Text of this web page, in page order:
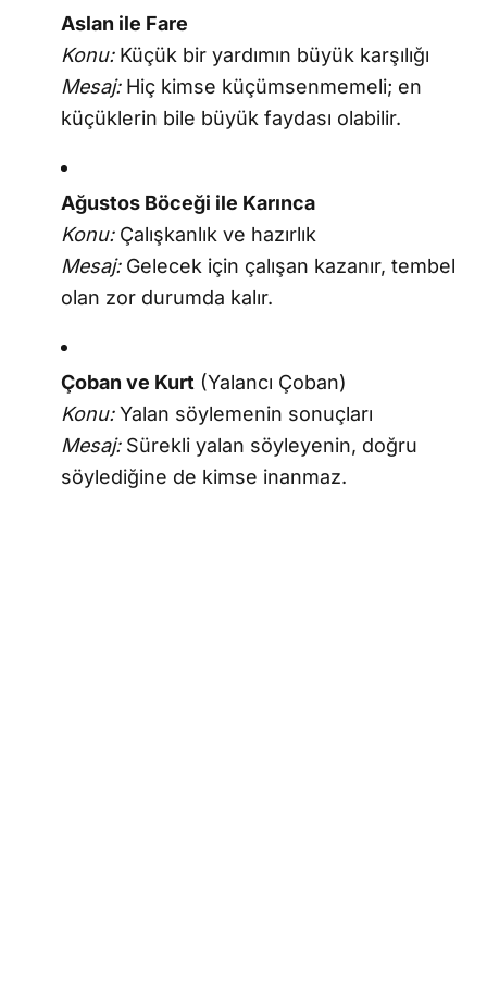
Aslan ile Fare
Konu:Küçük bir yardımın büyük karşılığı
Mesaj:Hiç kimse küçümsenmemeli; en
küçüklerin bile büyük faydası olabilir.
Ağustos Böceği ile Karınca
Konu:Çalışkanlık ve hazırlık
Mesaj:Gelecek için çalışan kazanır, tembel
olan zor durumda kalır.
Çoban ve Kurt (Yalancı Çoban)
Konu:Yalan söylemenin sonuçları
Mesaj:Sürekli yalan söyleyenin, doğru
söylediğine de kimse inanmaz.